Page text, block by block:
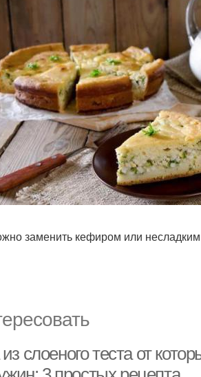
заменить кефиром или
слоеного теста от